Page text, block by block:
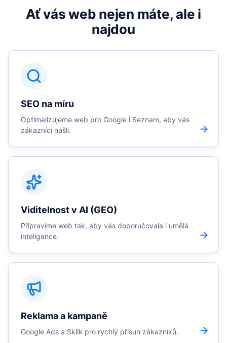
Ať vás web nejen máte, ale i
najdou
SEO na míru
Optimalizujeme web pro Google i Seznam, aby vás
zákazníci našli.
Viditelnost v AI (GEO)
Připravíme web tak, aby vás doporučovala i umělá
inteligence.
Reklama a kampaně
Google Ads a Sklik pro rychlý přísun zákazníků.